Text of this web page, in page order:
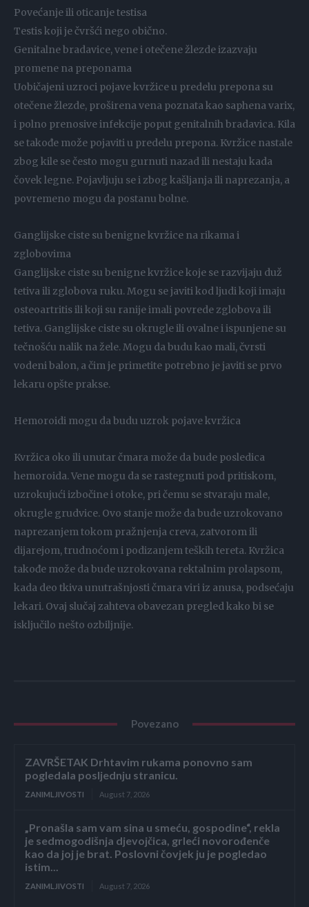
Povećanje ili oticanje testisa
Testis koji je čvršći nego obično.
Genitalne bradavice, vene i otečene žlezde izazvaju
promene na preponama
Uobičajeni uzroci pojave kvržice u predelu prepona su
otečene žlezde, proširena vena poznata kao saphena varix,
i polno prenosive infekcije poput genitalnih bradavica. Kila
se takođe može pojaviti u predelu prepona. Kvržice nastale
zbog kile se često mogu gurnuti nazad ili nestaju kada
čovek legne. Pojavljuju se i zbog kašljanja ili naprezanja, a
povremeno mogu da postanu bolne.
Ganglijske ciste su benigne kvržice na rikama i
zglobovima
Ganglijske ciste su benigne kvržice koje se razvijaju duž
tetiva ili zglobova ruku. Mogu se javiti kod ljudi koji imaju
osteoartritis ili koji su ranije imali povrede zglobova ili
tetiva. Ganglijske ciste su okrugle ili ovalne i ispunjene su
tečnošću nalik na žele. Mogu da budu kao mali, čvrsti
vodeni balon, a čim je primetite potrebno je javiti se prvo
lekaru opšte prakse.
Hemoroidi mogu da budu uzrok pojave kvržica
Kvržica oko ili unutar čmara može da bude posledica
hemoroida. Vene mogu da se rastegnuti pod pritiskom,
uzrokujući izbočine i otoke, pri čemu se stvaraju male,
okrugle grudvice. Ovo stanje može da bude uzrokovano
naprezanjem tokom pražnjenja creva, zatvorom ili
dijarejom, trudnoćom i podizanjem teških tereta. Kvržica
takođe može da bude uzrokovana rektalnim prolapsom,
kada deo tkiva unutrašnjosti čmara viri iz anusa, podsećaju
lekari. Ovaj slučaj zahteva obavezan pregled kako bi se
isključilo nešto ozbiljnije.
Povezano
ZAVRŠETAK Drhtavim rukama ponovno sam
pogledala posljednju stranicu.
ZANIMLJIVOSTI August 7, 2026
„Pronašla sam vam sina u smeću, gospodine“, rekla
je sedmogodišnja djevojčica, grleći novorođenče
kao da joj je brat. Poslovni čovjek ju je pogledao
istim...
ZANIMLJIVOSTI August 7, 2026